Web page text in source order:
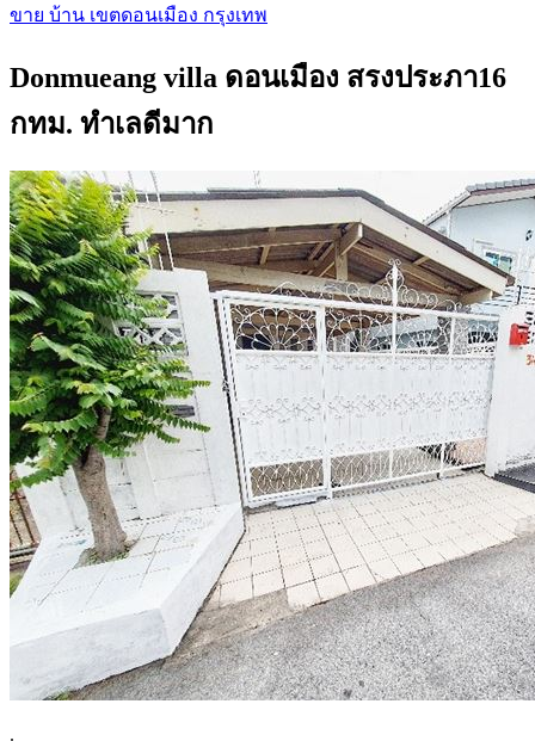
ขาย บ้าน เขตดอนเมือง กรุงเทพ
Donmueang villa ดอนเมือง สรงประภา16
กทม. ทำเลดีมาก
.